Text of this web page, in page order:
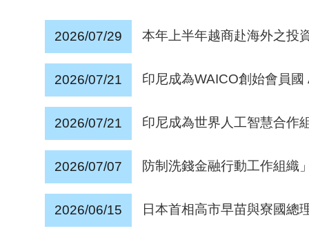
2026/07/29 本年上半年越商赴海外之投
2026/07/21 印尼成為WAICO創始會員
2026/07/21 印尼成為世界人工智慧合作
2026/07/07 防制洗錢金融行動工作組織
2026/06/15 日本首相高市早苗與寮國總